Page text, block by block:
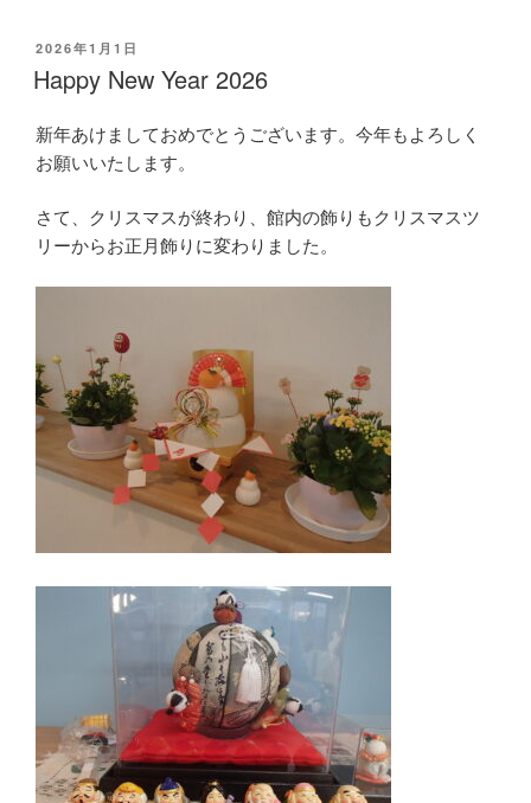
投
稿
日:
2026年1月1日
Happy New Year 2026
新年あけましておめでとうございます。今年もよろしく
お願いいたします。
さて、クリスマスが終わり、館内の飾りもクリスマスツ
リーからお正月飾りに変わりました。